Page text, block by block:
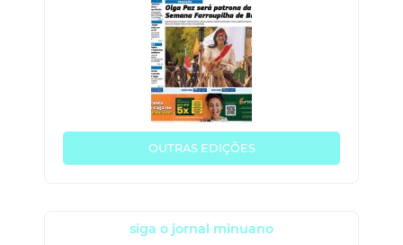
OUTRAS EDIÇÕES
siga o jornal minuano